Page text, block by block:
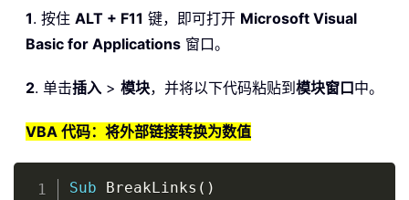
1. 按住 ALT + F11 键，即可打开 Microsoft Visual
Basic for Applications 窗口。
2. 单击插入 > 模块，并将以下代码粘贴到 模块窗口中。
VBA 代码：将外部链接转换为数值
Sub BreakLinks ( )